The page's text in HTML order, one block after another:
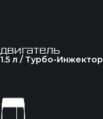
двигатель
1.5 л / Турбо-Инжектор